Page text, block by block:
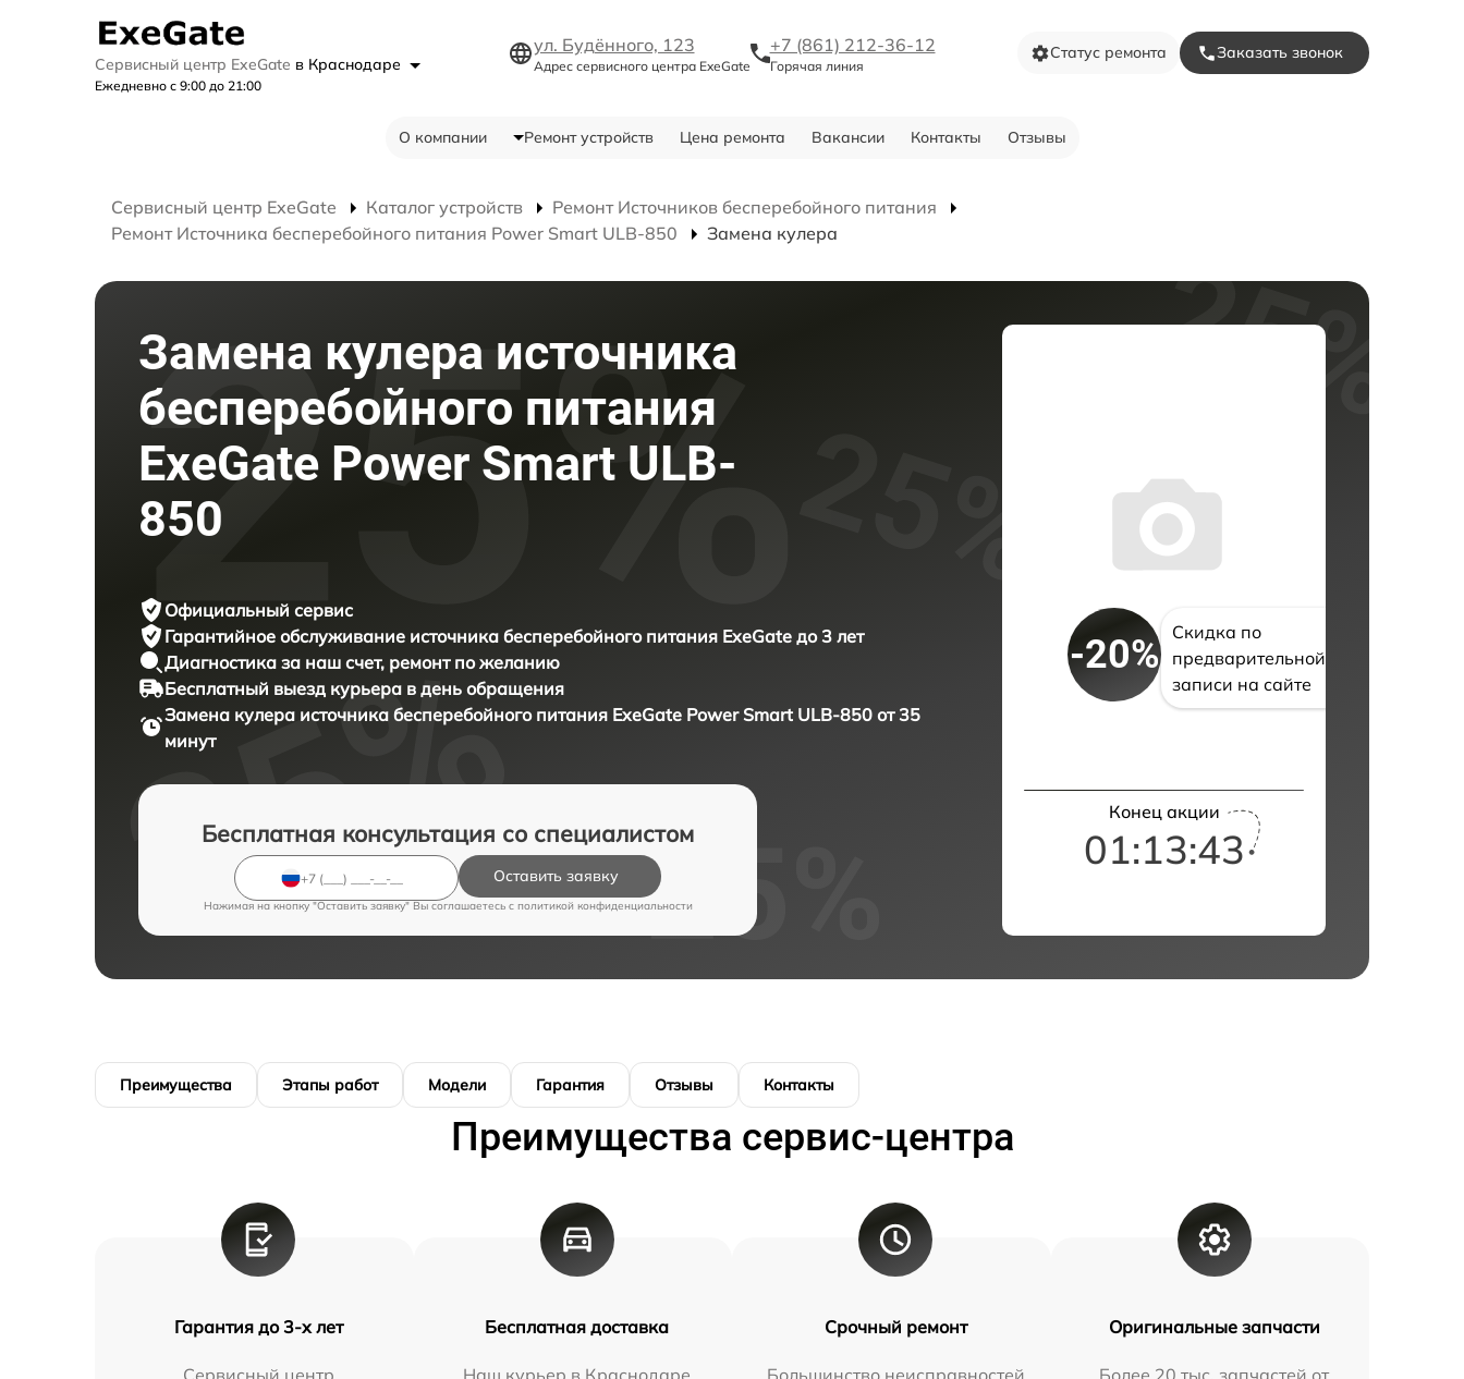
Сервисный центр ExeGate в Краснодаре
Ежедневно с 9:00 до 21:00
ул. Будённого, 123
Адрес сервисного центра ExeGate
+7 (861) 212-36-12
Горячая линия
Статус ремонта Заказать звонок
О компании Ремонт устройств Цена ремонта Вакансии Контакты Отзывы
Сервисный центр ExeGate Каталог устройств
Ремонт Источников бесперебойного питания
Ремонт Источника бесперебойного питания Power Smart ULB-850
Замена кулера
Замена кулера источника
бесперебойного питания
ExeGate Power Smart ULB-
850
Официальный сервис
Гарантийное обслуживание источника бесперебойного питания ExeGate до 3 лет
Диагностика за наш счет, ремонт по желанию
Бесплатный выезд курьера в день обращения
Замена кулера источника бесперебойного питания ExeGate Power Smart ULB-850 от 35
минут
Бесплатная консультация со специалистом
Оставить заявку
Нажимая на кнопку "Оставить заявку" Вы соглашаетесь c политикой конфиденциальности
-20%
Скидка по
предварительной
записи на сайте
Конец акции
01:13:42
Преимущества Этапы работ Модели Гарантия Отзывы Контакты
Преимущества сервис-центра
Гарантия до 3-х лет Бесплатная доставка Срочный ремонт Оригинальные запчасти